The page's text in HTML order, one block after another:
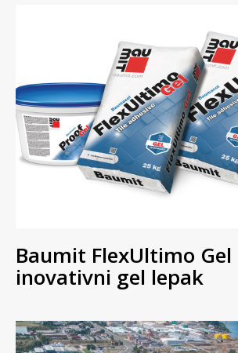
Baumit FlexUltimo Gel
inovativni gel lepak